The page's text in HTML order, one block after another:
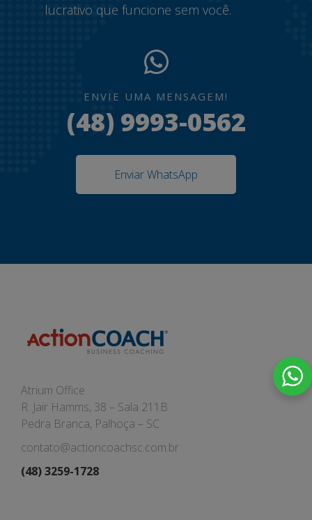
lucrativo que funcione sem você.
ENVIE UMA MENSAGEM!
(48) 9993-0562
Enviar WhatsApp
Atrium Office
R. Jair Hamms, 38 – Sala 211B
Pedra Branca, Palhoça – SC
contato@actioncoachsc.com.br
(48) 3259-1728